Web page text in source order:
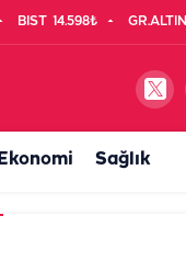
BIST 14.598₺ GR.ALTIN
Ekonomi Sağlık